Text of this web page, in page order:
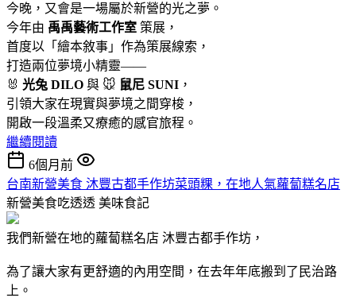
今晚，又會是一場屬於新營的光之夢。
今年由 禹禹藝術工作室 策展，
首度以「繪本敘事」作為策展線索，
打造兩位夢境小精靈——
🐰 光兔 DILO 與 🐭 鼠尼 SUNI ，
引領大家在現實與夢境之間穿梭，
開啟一段溫柔又療癒的感官旅程。
繼續閱讀
6個月前
台南新營美食 沐豐古都手作坊菜頭粿，在地人氣蘿蔔糕名店
新營美食吃透透 美味食記
我們新營在地的蘿蔔糕名店 沐豐古都手作坊，
為了讓大家有更舒適的內用空間，在去年年底搬到了民治路
上。